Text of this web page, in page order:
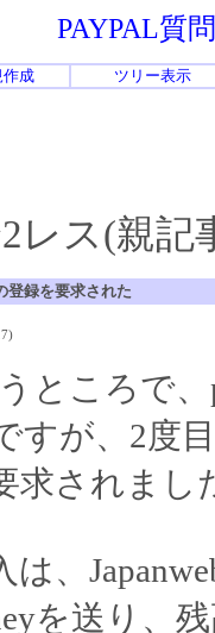
PAYPAL質
作成 ツリー表示
2レス(親
登録を要求された
ところで
すが、2度
求されまし
は、
を送り、